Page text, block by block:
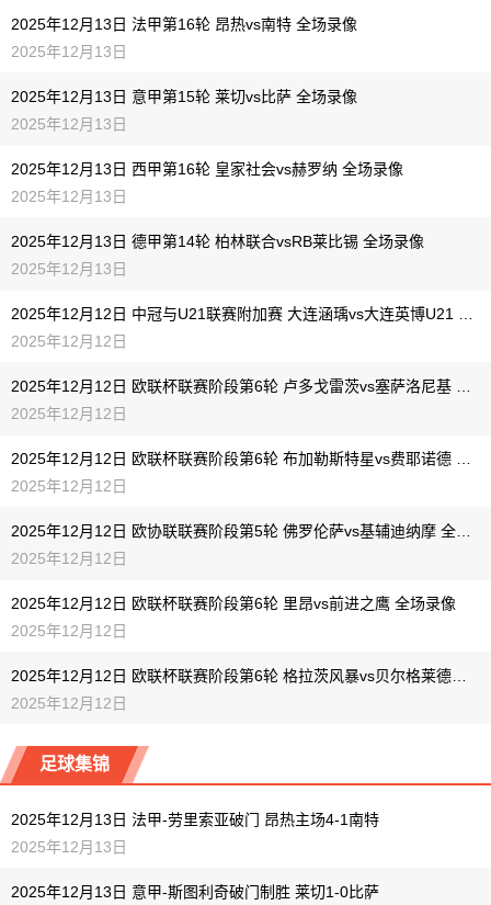
12-13 【德甲】 门兴VS沃尔夫斯堡
12-13 【德甲】 法兰克福VS奥格斯堡
12-13 【西甲】 马德里竞技VS瓦伦西亚
12-13 【意甲】 都灵VS克雷莫内塞
12-13 【德甲】 法兰克福VS奥格斯堡
12-13 【德甲】 霍芬海姆VS汉堡
2025年12月13日 法甲第16轮 昂热vs南特 全场录像
2025年12月13日
2025年12月13日 意甲第15轮 莱切vs比萨 全场录像
2025年12月13日
2025年12月13日 西甲第16轮 皇家社会vs赫罗纳 全场录像
2025年12月13日
2025年12月13日 德甲第14轮 柏林联合vsRB莱比锡 全场录像
2025年12月13日
2025年12月12日
2025年12月12日
2025年12月12日
2025年12月12日
2025年12月12日 欧联杯联赛阶段第6轮 里昂vs前进之鹰 全场录像
2025年12月12日
2025年12月12日
足球集锦
2025年12月13日 法甲-劳里索亚破门 昂热主场4-1南特
2025年12月13日
2025年12月13日 意甲-斯图利奇破门制胜 莱切1-0比萨